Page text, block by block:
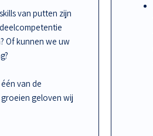
van putten zijn
Of kunnen we uw
van de
geloven wij